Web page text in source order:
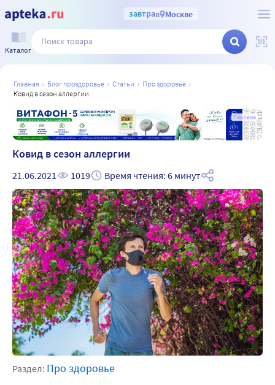
завтрав Москве
Каталог
главная блог проздоровье статьи
про здоровье
ковид в сезон аллергии
Реклама
Ковид в сезон аллергии
21.06.2021 1019 Время чтения: 6 минут
Раздел: Про здоровье